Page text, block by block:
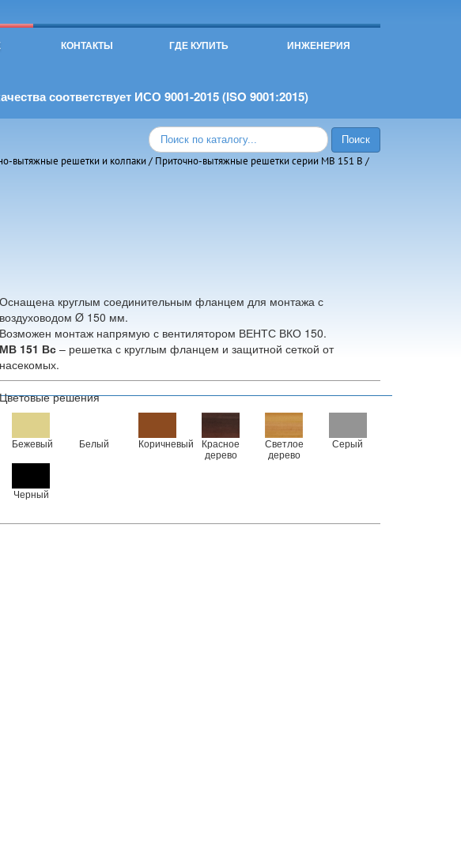
КОНТАКТЫ ГДЕ КУПИТЬ ИНЖЕНЕРИЯ
соответствует ИСО 9001-2015 (ISO 9001:2015)
вытяжные решетки и колпаки / Приточно-вытяжные решетки серии МВ 151 В /
Оснащена круглым соединительным фланцем для монтажа с
воздуховодом Ø 150 мм.
Возможен монтаж напрямую с вентилятором ВЕНТС ВКО 150.
МВ 151 Вс – решетка с круглым фланцем и защитной сеткой от
насекомых.
Цветовые решения
Бежевый Белый Коричневый
Красное
дерево
Светлое
дерево
Серый
Черный